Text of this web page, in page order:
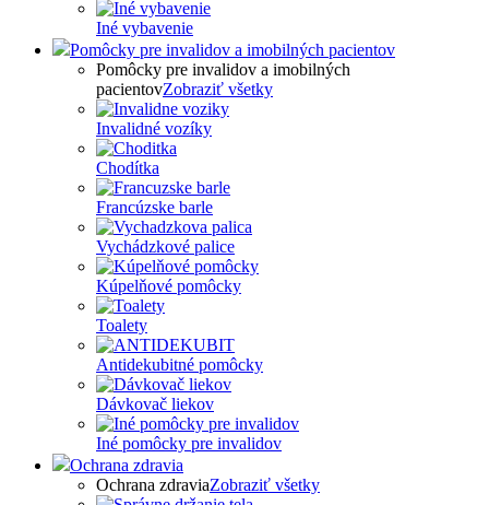
Iné vybavenie
Pomôcky pre invalidov a imobilných pacientov
Pomôcky pre invalidov a imobilných
pacientovZobraziť všetky
Invalidné vozíky
Chodítka
Francúzske barle
Vychádzkové palice
Kúpelňové pomôcky
Toalety
Antidekubitné pomôcky
Dávkovač liekov
Iné pomôcky pre invalidov
Ochrana zdravia
Ochrana zdraviaZobraziť všetky